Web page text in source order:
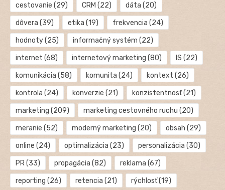
cestovanie (29) CRM (22) dáta (20)
dôvera (39) etika (19) frekvencia (24)
hodnoty(25) informačný systém (22)
internet (68) internetový marketing (80) IS (22)
komunikácia (58) komunita (24) kontext (26)
kontrola (24) konverzie (21) konzistentnosť(21)
marketing (209) marketing cestovného ruchu (20)
meranie (52) moderný marketing (20) obsah (29)
online (24) optimalizácia (23) personalizácia (30)
PR(33) propagácia (82) reklama (67)
reporting (26) retencia (21) rýchlosť(19)